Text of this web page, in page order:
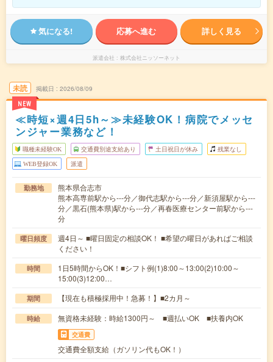
気になる! 応募へ進む 詳しく見る
派遣会社 株式会社ニッソーネット
未読
NEW
掲載日 2026/08/09
≪時短×週4日5h～≫未経験OK！病院でメッセ
ンジャー業務など！
職種未経験OK 交通費別途支給あり 土日祝日が休み 残業なし
WEB登録OK 派遣
勤務地
熊本県合志市
熊本高専前駅から---分／御代志駅から---分／新須屋駅から---
分／黒石(熊本県)駅から---分／再春医療センター前駅から---
分
曜日頻度
週4日～ ■曜日固定の相談OK！ ■希望の曜日があればご相談
ください！
時間
1日5時間からOK！■シフト例(1)8:00～13:00(2)10:00～
15:00(3)12:00…
期間 【現在も積極採用中！急募！】■2カ月～
時給 無資格未経験：時給1300円～ ■週払いOK ■扶養内OK
交通費
交通費全額支給（ガソリン代もOK！）